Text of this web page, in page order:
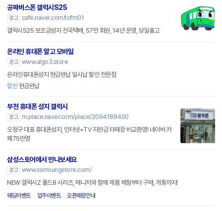
공짜버스폰 갤럭시S25
광고
cafe.naver.com/tofm01
갤럭시S25 보조금성지 전국택배, 57만 회원, 14년 운영, 당일출고
온라인 휴대폰 알고 모바일
광고 www.algo3.store
온라인휴대폰성지 현금완납 일시납 할인 전문점
할인 현금완납
부천 휴대폰 성지 갤럭시
광고
m.place.naver.com/place/2094188400
오정구 대표 휴대폰성지, 인터넷+TV 지원금 타매장 비교환영! 네이버 카
페75만명
삼성스토어에서 만나보세요
광고 www.samsungstore.com/
NEW 갤럭시Z 폴드8 시리즈, 매니저와 함께 제품 체험부터 구매, 개통까지!
웨딩이벤트 입주이벤트 오픈매장안내